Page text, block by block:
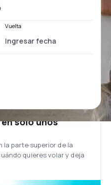
Vuelta
solo unos
la parte superior de la
quieres volar y deja